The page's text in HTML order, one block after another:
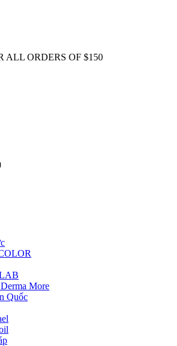
ALL ORDERS OF $150
More
Quốc